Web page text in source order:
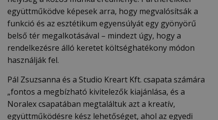
együttműködve képesek arra, hogy megvalósítsák a
funkció és az esztétikum egyensúlyát egy gyönyörű
belső tér megalkotásával – mindezt úgy, hogy a
rendelkezésre álló keretet költséghatékony módon
használják fel.
Pál Zsuzsanna és a Studio Kreart Kft. csapata számára
„fontos a megbízható kivitelezők kiajánlása, és a
Noralex csapatában megtaláltuk azt a kreatív,
együttműködésre kész lehetőséget, ahol az egyedi